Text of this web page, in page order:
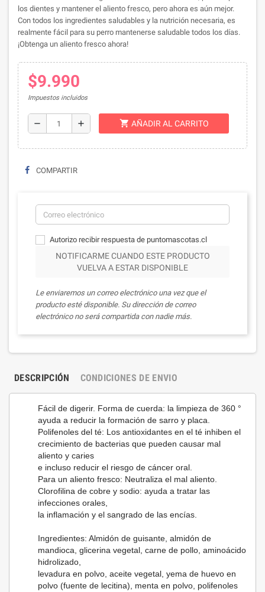
los dientes y mantener el aliento fresco, pero ahora es aún mejor.
Con todos los ingredientes saludables y la nutrición necesaria, es
realmente fácil para su perro mantenerse saludable todos los días.
¡Obtenga un aliento fresco ahora!
$9.990
Impuestos incluidos
remove add shopping_cart AÑADIR AL CARRITO
COMPARTIR
Autorizo recibir respuesta de puntomascotas.cl
NOTIFICARME CUANDO ESTE PRODUCTO
VUELVA A ESTAR DISPONIBLE
Le enviaremos un correo electrónico una vez que el
producto esté disponible. Su dirección de correo
electrónico no será compartida con nadie más.
DESCRIPCIÓN CONDICIONES DE ENVIO
Fácil de digerir. Forma de cuerda: la limpieza de 360 ​​°
ayuda a reducir la formación de sarro y placa.
Polifenoles del té: Los antioxidantes en el té inhiben el
crecimiento de bacterias que pueden causar mal
aliento y caries
e incluso reducir el riesgo de cáncer oral.
Para un aliento fresco: Neutraliza el mal aliento.
Clorofilina de cobre y sodio: ayuda a tratar las
infecciones orales,
la inflamación y el sangrado de las encías.
Ingredientes: Almidón de guisante, almidón de
mandioca, glicerina vegetal, carne de pollo, aminoácido
hidrolizado,
levadura en polvo, aceite vegetal, yema de huevo en
polvo (fuente de lecitina), menta en polvo, polifenoles